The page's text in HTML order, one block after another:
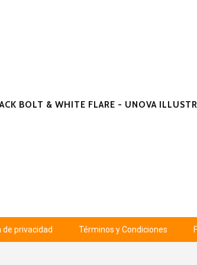
BOLT & WHITE FLARE - UNOVA
de privacidad Términos y Condiciones